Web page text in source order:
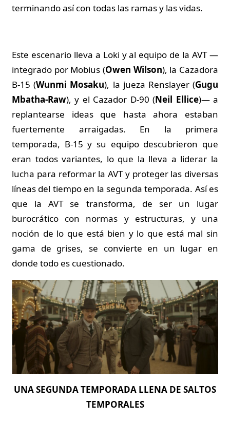
terminando así con todas las ramas y las vidas.
Este escenario lleva a Loki y al equipo de la AVT —
integrado por Mobius (Owen Wilson), la Cazadora
B-15 (Wunmi Mosaku), la jueza Renslayer (Gugu
Mbatha-Raw), y el Cazador D-90 (Neil Ellice)— a
replantearse ideas que hasta ahora estaban
fuertemente arraigadas. En la primera
temporada, B-15 y su equipo descubrieron que
eran todos variantes, lo que la lleva a liderar la
lucha para reformar la AVT y proteger las diversas
líneas del tiempo en la segunda temporada. Así es
que la AVT se transforma, de ser un lugar
burocrático con normas y estructuras, y una
noción de lo que está bien y lo que está mal sin
gama de grises, se convierte en un lugar en
donde todo es cuestionado.
UNA SEGUNDA TEMPORADA LLENA DE SALTOS
TEMPORALES